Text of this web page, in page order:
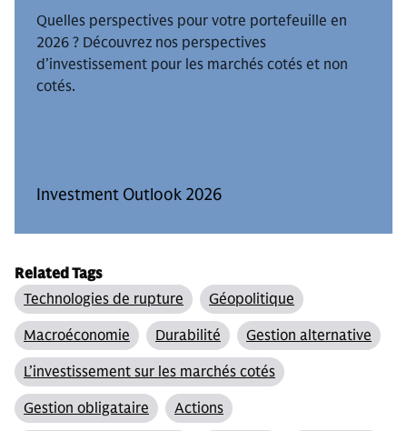
Quelles perspectives pour votre portefeuille en
2026 ? Découvrez nos perspectives
d’investissement pour les marchés cotés et non
cotés.
Investment Outlook 2026
Related Tags
Technologies de rupture
Géopolitique
Macroéconomie
Durabilité
Gestion alternative
L’investissement sur les marchés cotés
Gestion obligataire
Actions